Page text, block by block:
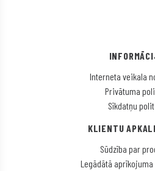
Interneta veikala
Privātuma
Sīkdatņu
KLIENTU
Sūdzība par
Legādātā